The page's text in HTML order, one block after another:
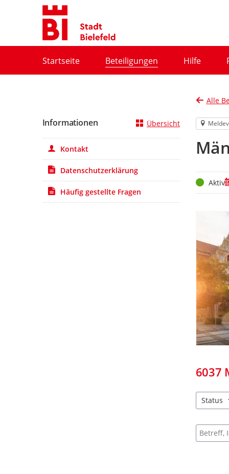
Startseite Beteiligungen Hilfe
Alle
StatusAktiv
6037
Status
Suche
Informationen Übersicht
Kontakt
Datenschutzerklärung
Häufig gestellte Fragen